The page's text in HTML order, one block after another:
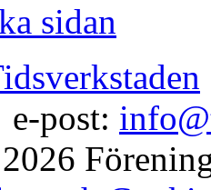
sidan
post:
2026